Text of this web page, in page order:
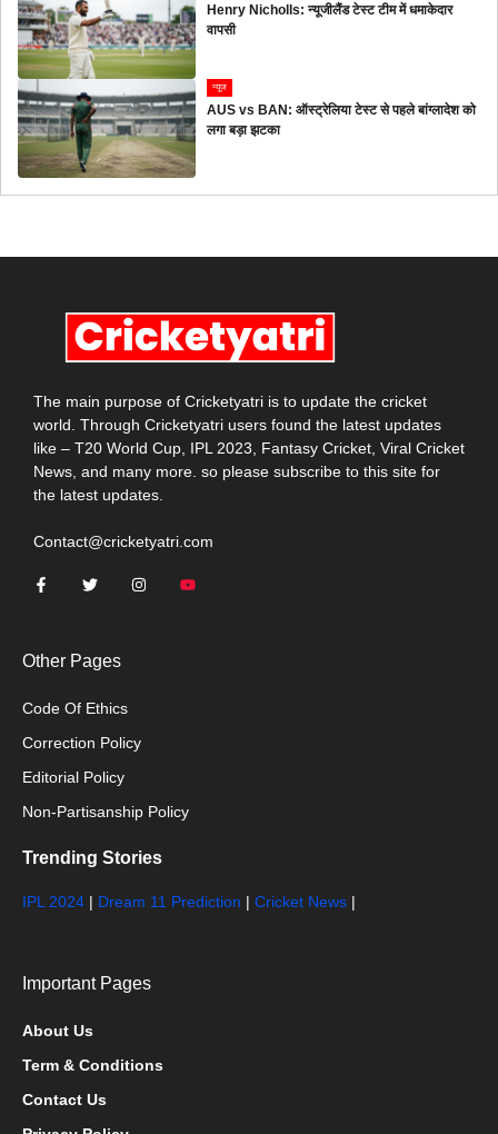
Henry Nicholls: न्यूजीलैंड टेस्ट टीम में धमाकेदार
वापसी
न्यूज
AUS vs BAN: ऑस्ट्रेलिया टेस्ट से पहले बांग्लादेश को
लगा बड़ा झटका
The main purpose of Cricketyatri is to update the cricket
world. Through Cricketyatri users found the latest updates
like – T20 World Cup, IPL 2023, Fantasy Cricket, Viral Cricket
News, and many more. so please subscribe to this site for
the latest updates.
Contact@cricketyatri.com
Other Pages
Code Of Ethics
Correction Policy
Editorial Policy
Non-Partisanship Policy
Trending Stories
IPL 2024 | Dream 11 Prediction | Cricket News |
Important Pages
About Us
Term & Conditions
Contact Us